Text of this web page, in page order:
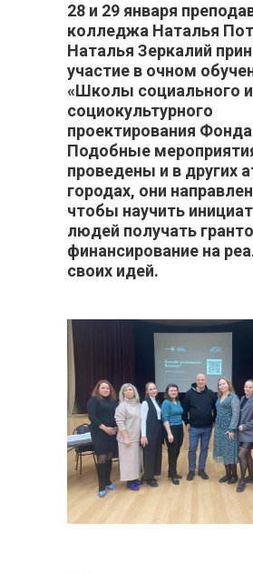
28 и 29 января
колледжа Наталья
Наталья Зеркалий
участие в очном
«Школы социального и
социокультурного
проектирования
Подобные
проведены и в других
городах, они
чтобы научить
людей получать
финансирование на
своих идей.